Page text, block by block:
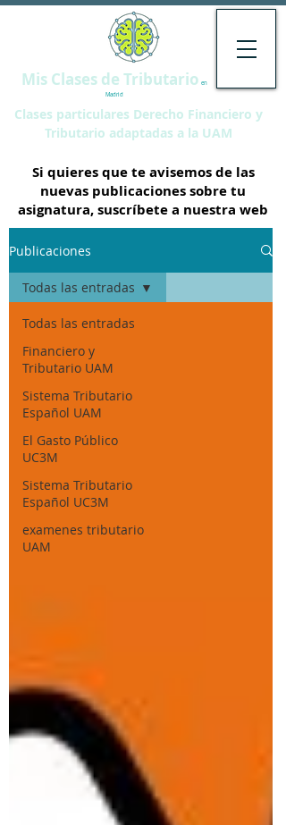
Mis Clases de Tributario en
Madrid
Clases particulares Derecho Financiero y
Tributario adaptadas a la UAM
Si quieres que te avisemos de las
nuevas publicaciones sobre tu
asignatura, suscríbete a nuestra web
Publicaciones
Todas las entradas
Financiero y
Tributario UAM
Sistema Tributario
Español UAM
El Gasto Público
UC3M
Sistema Tributario
Español UC3M
examenes tributario
UAM
Todas las entradas